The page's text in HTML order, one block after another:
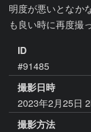
明度が悪いとなか
も良い時に再度撮
ID
#91485
撮影日時
2023年2月25日
撮影方法